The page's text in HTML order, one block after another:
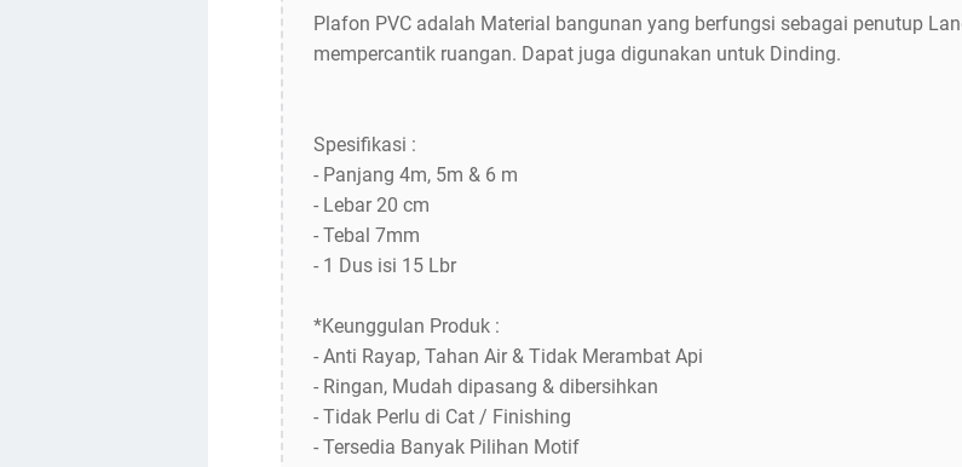
Plafon PVC adalah Material bangunan yang berfungsi sebagai penutup
mempercantik ruangan. Dapat juga digunakan untuk Dinding.
Spesifikasi :
- Panjang 4m, 5m & 6 m
- Lebar 20 cm
- Tebal 7mm
- 1 Dus isi 15 Lbr
*Keunggulan Produk :
- Anti Rayap, Tahan Air & Tidak Merambat Api
- Ringan, Mudah dipasang & dibersihkan
- Tidak Perlu di Cat / Finishing
- Tersedia Banyak Pilihan Motif